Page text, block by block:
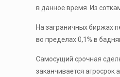
в данное время. Из
На заграничных биржах
во пределах 0,1% в
Самосущий срочная
заканчивается